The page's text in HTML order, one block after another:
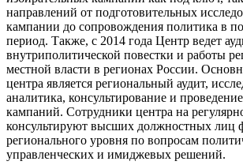
направлений от подготовительных
кампании до сопровождения политика в
период. Также, с 2014 года Центр ведет
внутриполитической повестки и работы
местной власти в регионах России.
центра является региональный аудит,
аналитика, консультирование и
кампаний. Сотрудники центра на
консультируют высших должностных лиц
регионального уровня по вопросам
управленческих и имиджевых решений.